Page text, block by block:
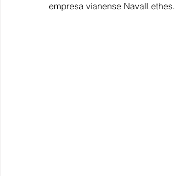
empresa vianense NavalLethes.